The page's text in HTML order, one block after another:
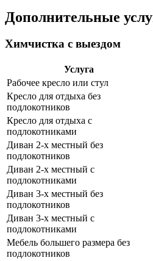
Дополнительные
Химчистка с выездом
Услуга
Рабочее кресло или стул
Кресло для отдыха без
подлокотников
Кресло для отдыха с
подлокотниками
Диван 2-х местный без
подлокотников
Диван 2-х местный с
подлокотниками
Диван 3-х местный без
подлокотников
Диван 3-х местный с
подлокотниками
Мебель большего размера без
подлокотников